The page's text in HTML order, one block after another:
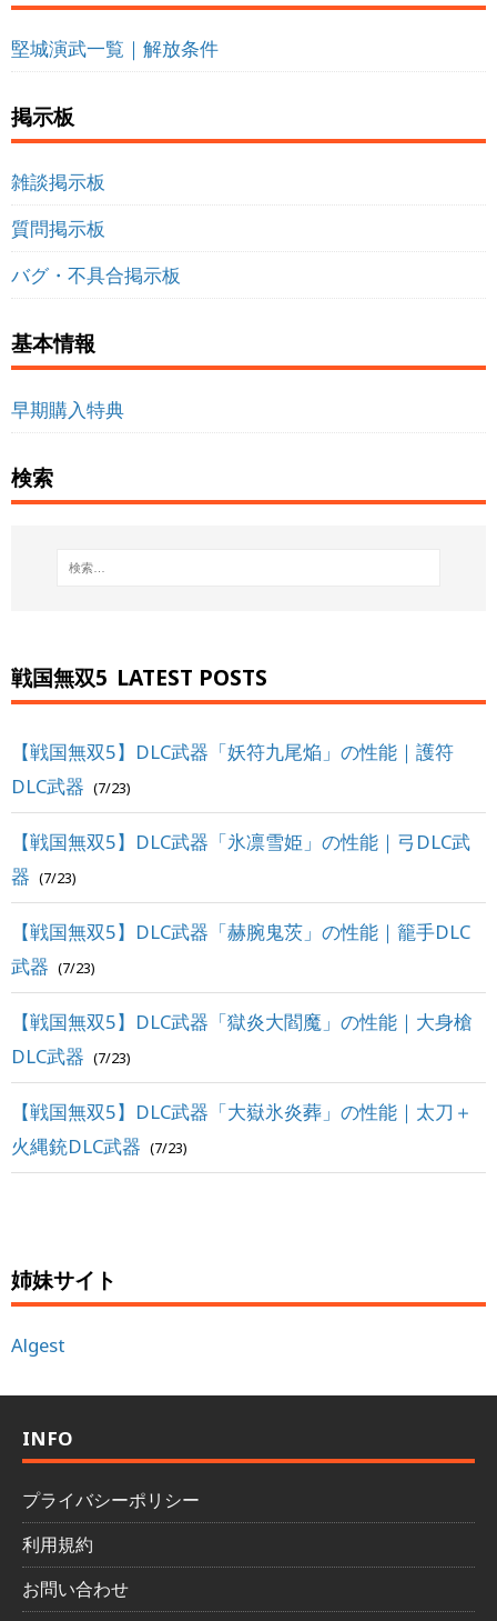
堅城演武一覧｜解放条件
掲示板
雑談掲示板
質問掲示板
バグ・不具合掲示板
基本情報
早期購入特典
検索
戦国無双5 LATEST POSTS
【戦国無双5】DLC武器「妖符九尾焔」の性能｜護符
DLC武器 (7/23)
【戦国無双5】DLC武器「氷凛雪姫」の性能｜弓DLC武
器 (7/23)
【戦国無双5】DLC武器「赫腕鬼茨」の性能｜籠手DLC
武器 (7/23)
【戦国無双5】DLC武器「獄炎大閻魔」の性能｜大身槍
DLC武器 (7/23)
【戦国無双5】DLC武器「大嶽氷炎葬」の性能｜太刀＋
火縄銃DLC武器 (7/23)
姉妹サイト
Algest
INFO
プライバシーポリシー
利用規約
お問い合わせ